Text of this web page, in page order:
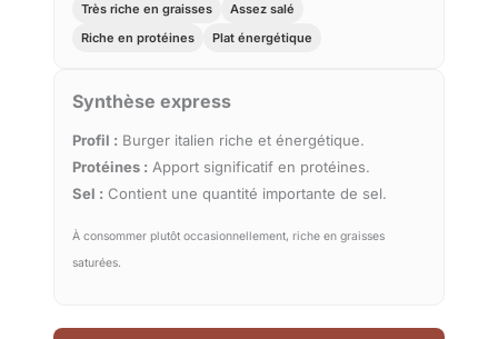
Très riche en graisses
Assez salé
Riche en protéines
Plat énergétique
Synthèse express
Profil : Burger italien riche et énergétique.
Protéines : Apport significatif en protéines.
Sel : Contient une quantité importante de sel.
À consommer plutôt occasionnellement, riche en graisses
saturées.